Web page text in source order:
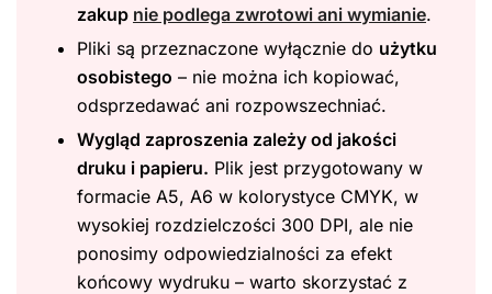
zakup nie podlega zwrotowi ani wymianie.
Pliki są przeznaczone wyłącznie do użytku
osobistego – nie można ich kopiować,
odsprzedawać ani rozpowszechniać.
Wygląd zaproszenia zależy od jakości
druku i papieru. Plik jest przygotowany w
formacie A5, A6 w kolorystyce CMYK, w
wysokiej rozdzielczości 300 DPI, ale nie
ponosimy odpowiedzialności za efekt
końcowy wydruku – warto skorzystać z